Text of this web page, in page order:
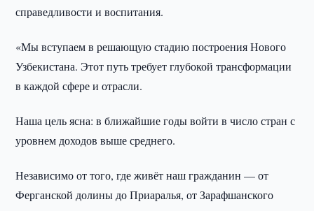
справедливости и воспитания.
«Мы вступаем в решающую стадию построения Нового
Узбекистана. Этот путь требует глубокой трансформации
в каждой сфере и отрасли.
Наша цель ясна: в ближайшие годы войти в число стран с
уровнем доходов выше среднего.
Независимо от того, где живёт наш гражданин — от
Ферганской долины до Приаралья, от Зарафшанского